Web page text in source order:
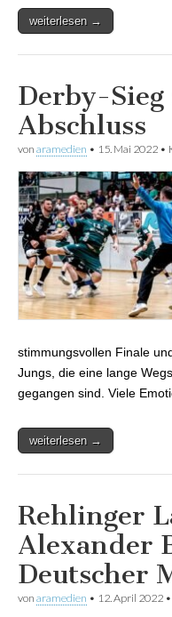
weiterlesen →
Derby-Sieg
Abschluss
von aramedien • 15. Mai 2022 •
stimmungsvollen Finale
Jungs, die eine lange
gegangen sind. Viele
weiterlesen →
Rehlinger
Alexander
Deutscher
von aramedien • 12. April 2022 •